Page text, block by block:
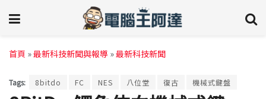
首頁 »最新科技新聞與報導 »最新科技新聞
Tags: 8bitdo FC NES 八位堂 復古 機械式鍵盤